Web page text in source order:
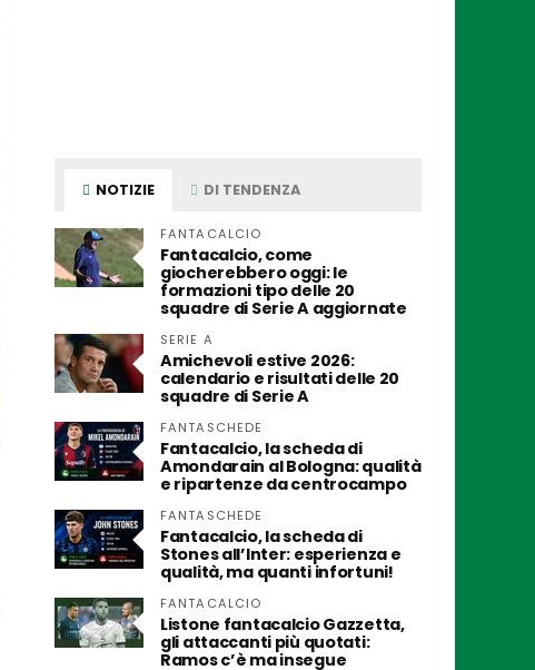
NOTIZIE DI TENDENZA
FANTACALCIO
Fantacalcio, come
giocherebbero oggi: le
formazioni tipo delle 20
squadre di Serie A aggiornate
SERIE A
Amichevoli estive 2026:
calendario e risultati delle 20
squadre di Serie A
FANTASCHEDE
Fantacalcio, la scheda di
Amondarain al Bologna: qualità
e ripartenze da centrocampo
FANTASCHEDE
Fantacalcio, la scheda di
Stones all’Inter: esperienza e
qualità, ma quanti infortuni!
FANTACALCIO
Listone fantacalcio Gazzetta,
gli attaccanti più quotati:
Ramos c’è ma insegue